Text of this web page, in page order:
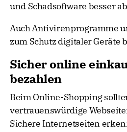
und Schadsoftware besser
Auch Antivirenprogramme
zum Schutz digitaler Geräte
Sicher online
bezahlen
Beim Online-Shopping
vertrauenswürdige
Sichere Internetseiten